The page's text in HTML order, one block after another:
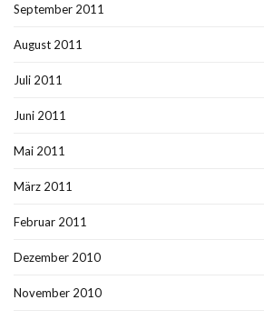
September 2011
August 2011
Juli 2011
Juni 2011
Mai 2011
März 2011
Februar 2011
Dezember 2010
November 2010